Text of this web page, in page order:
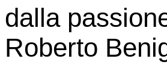
dalla
Roberto